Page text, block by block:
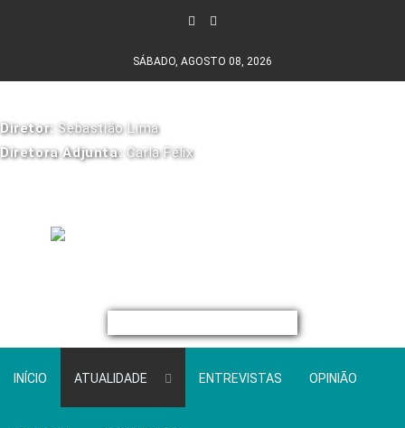
SÁBADO, AGOSTO 08, 2026
Diretor: Sebastião Lima
Diretora Adjunta: Carla Félix
INÍCIO ATUALIDADE ENTREVISTAS OPINIÃO